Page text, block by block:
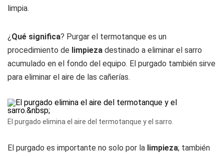
limpia.
¿ Qué significa? Purgar el termotanque es un
procedimiento de limpieza destinado a eliminar el sarro
acumulado en el fondo del equipo. El purgado también sirve
para eliminar el aire de las cañerías.
El purgado elimina el aire del termotanque y el sarro.
El purgado es importante no solo por la limpieza; también